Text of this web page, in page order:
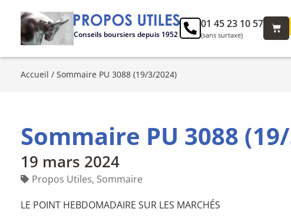
Conseils boursiers depuis 1952
01 45 23 10 57
(sans surtaxe)
Accueil / Sommaire PU 3088 (19/3/2024)
Sommaire PU 3088
19 mars 2024
Propos Utiles, Sommaire
LE POINT HEBDOMADAIRE SUR LES MARCHÉS